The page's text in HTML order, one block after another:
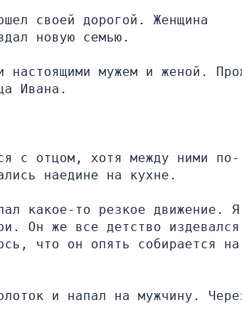
своей дорогой. Женщина
новую семью.
мужем и женой.
Ивана.
с отцом, хотя между ними по-
наедине на кухне.
какое-то резкое движение. Я
Он же все детство
что он опять собирается на
и напал на мужчину.